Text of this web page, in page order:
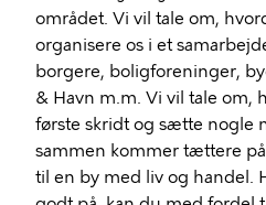
området. Vi vil tale om,
organisere os i et
borgere, boligforeninger,
& Havn m.m. Vi vil tale om,
første skridt og sætte nogle
sammen kommer tættere
til en by med liv og handel.